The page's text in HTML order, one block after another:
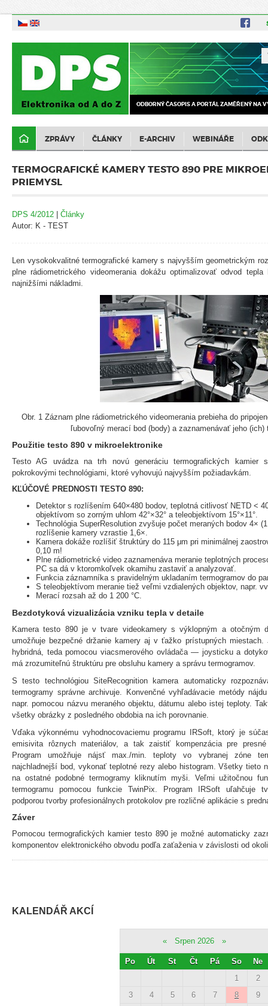
ODBORNÝ ČASOPIS A PORTÁL ZAMĚŘENÝ NA
ZPRÁVY ČLÁNKY E-ARCHIV WEBINÁŘE
TERMOGRAFICKÉ KAMERY TESTO 890 PRE
PRIEMYSL
DPS 4/2012 | Články
Autor: K - TEST
Len vysokokvalitné termografické kamery s najvyšším geometrickým
plne rádiometrického videomerania dokážu optimalizovať odvod
najnižšími nákladmi.
Obr. 1 Záznam plne rádiometrického videomerania prebieha do
ľubovoľný merací bod (body) a zaznamenávať jeho (ich)
Použitie testo 890 v mikroelektronike
Testo AG uvádza na trh novú generáciu termografických kamier
pokrokovými technológiami, ktoré vyhovujú najvyšším požiadavkám.
KĽÚČOVÉ PREDNOSTI TESTO 890:
Detektor s rozlíšením 640×480 bodov, teplotná citlivosť NETD <
objektívom so zorným uhlom 42°×32° a teleobjektívom 15°×11°.
Technológia SuperResolution zvyšuje počet meraných bodov 4×
rozlíšenie kamery vzrastie 1,6×.
Kamera dokáže rozlíšiť štruktúry do 115 μm pri minimálnej
0,10 m!
Plne rádiometrické video zaznamenáva meranie teplotných
PC sa dá v ktoromkoľvek okamihu zastaviť a analyzovať.
Funkcia záznamníka s pravidelným ukladaním termogramov do
S teleobjektívom meranie tiež veľmi vzdialených objektov, napr.
Merací rozsah až do 1 200 °C.
Bezdotyková vizualizácia vzniku tepla v detaile
Kamera testo 890 je v tvare videokamery s výklopným a otočným
umožňuje bezpečné držanie kamery aj v ťažko prístupných miestach.
hybridná, teda pomocou viacsmerového ovládača — joysticku a
má zrozumiteľnú štruktúru pre obsluhu kamery a správu termogramov.
S testo technológiou SiteRecognition kamera automaticky
termogramy správne archivuje. Konvenčné vyhľadávacie metódy
napr. pomocou názvu meraného objektu, dátumu alebo istej teploty.
všetky obrázky z posledného obdobia na ich porovnanie.
Vďaka výkonnému vyhodnocovaciemu programu IRSoft, ktorý je
emisivita rôznych materiálov, a tak zaistiť kompenzácia pre
Program umožňuje nájsť max./min. teploty vo vybranej zóne
najchladnejší bod, vykonať teplotné rezy alebo histogram. Všetky tieto
na ostatné podobné termogramy kliknutím myši. Veľmi užitočnou
termogramu pomocou funkcie TwinPix. Program IRSoft uľahčuje
podporou tvorby profesionálnych protokolov pre rozličné aplikácie s
Záver
Pomocou termografických kamier testo 890 je možné automaticky
komponentov elektronického obvodu podľa zaťaženia v závislosti od
KALENDÁŘ AKCÍ
« Srpen 2026 »
Po Út St Čt Pá So
Ne
1
2
3
4 5 6 7 8
9